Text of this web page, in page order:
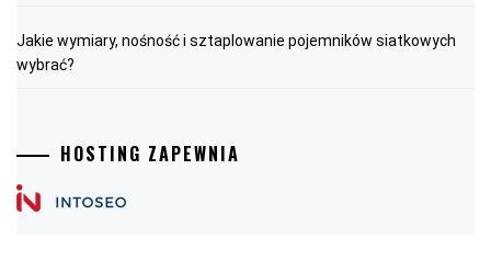
Jakie wymiary, nośność i sztaplowanie pojemników siatkowych
wybrać?
HOSTING ZAPEWNIA